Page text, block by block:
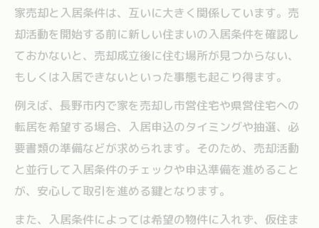
家売却と入居条件は、互いに大きく関係しています。売
却活動を開始する前に新しい住まいの入居条件を確認し
ておかないと、売却成立後に住む場所が見つからない、
もしくは入居できないといった事態も起こり得ます。
例えば、長野市内で家を売却し市営住宅や県営住宅への
転居を希望する場合、入居申込のタイミングや抽選、必
要書類の準備などが求められます。そのため、売却活動
と並行して入居条件のチェックや申込準備を進めること
が、安心して取引を進める鍵となります。
また、入居条件によっては希望の物件に入れず、仮住ま